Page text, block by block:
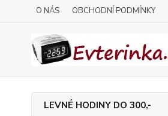
O NÁS OBCHODNÍ PODMÍNKY
LEVNÉ HODINY DO 300,-